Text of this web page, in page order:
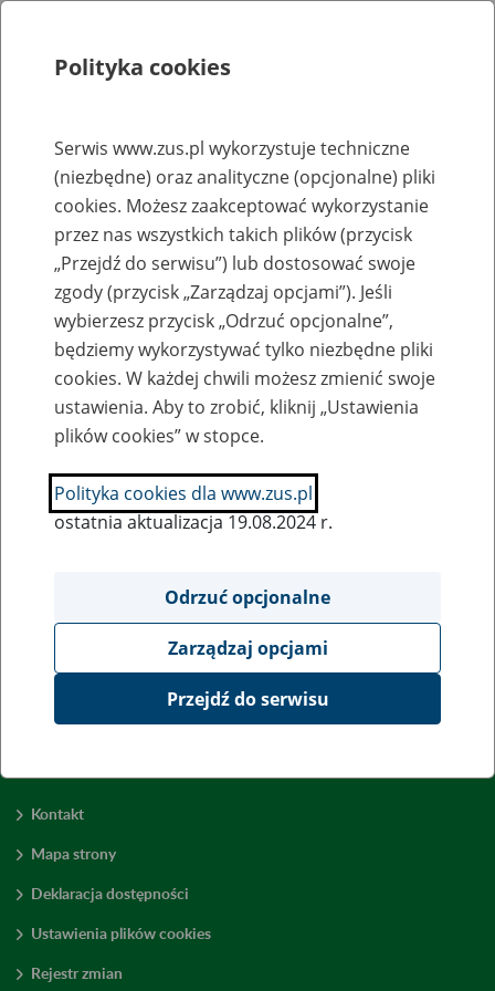
Rejestry, ewidencje i archiwa
Baza zlikwidowanych lub
przekształconych zakładów pracy
Nazwa zakładu pracy:
SZUKAJ
Wyświetl wszystkie
Kontakt
Mapa strony
Deklaracja dostępności
Ustawienia plików cookies
Rejestr zmian
Polityka cookies
Serwis www.zus.pl wykorzystuje techniczne
(niezbędne) oraz analityczne (opcjonalne) pliki
cookies. Możesz zaakceptować wykorzystanie
przez nas wszystkich takich plików (przycisk
„Przejdź do serwisu”) lub dostosować swoje
zgody (przycisk „Zarządzaj opcjami”). Jeśli
wybierzesz przycisk „Odrzuć opcjonalne”,
będziemy wykorzystywać tylko niezbędne pliki
cookies. W każdej chwili możesz zmienić swoje
ustawienia. Aby to zrobić, kliknij „Ustawienia
plików cookies” w stopce.
Polityka cookies dla www.zus.pl
ostatnia aktualizacja 19.08.2024 r.
Odrzuć opcjonalne
Zarządzaj opcjami
Przejdź do serwisu